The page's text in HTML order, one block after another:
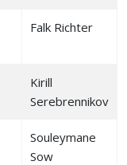
Falk Richter
Kirill
Serebrennikov
Souleymane
Sow